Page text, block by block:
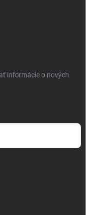
informácie o nových